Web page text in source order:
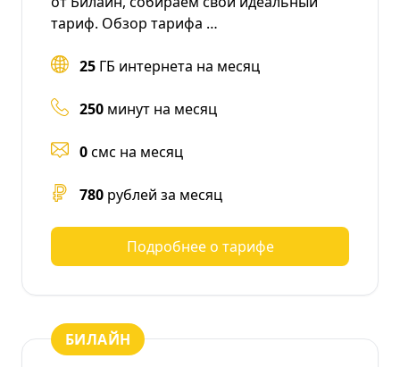
тариф. Обзор тарифа …
25 ГБ интернета на месяц
250 минут на месяц
0смс на месяц
780 рублей за месяц
Подробнее о тарифе
БИЛАЙН